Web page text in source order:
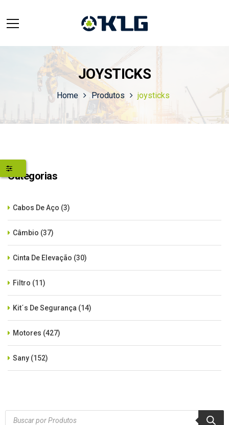
JOYSTICKS
Home Produtos joysticks
Categorias
Cabos De Aço (3)
Câmbio (37)
Cinta De Elevação (30)
Filtro (11)
Kit´s De Segurança (14)
Motores (427)
Sany (152)
Products
search